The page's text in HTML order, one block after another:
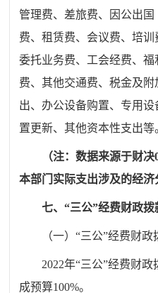
管理费、差旅费、因公出国
费、租赁费、会议费、培训
委托业务费、工会经费、
费、其他交通费、税金及
出、办公设备购置、专用
置更新、其他资本性支出等
（注：数据来源于财决
本部门实际支出涉及的经济
七、“三公”经费财政
（一）“三公”经费财
2022年“三公”经费财政
成预算100%。